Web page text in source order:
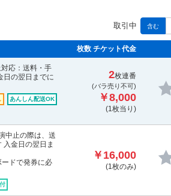
取引中 含む
枚数 チケット代金
応：送料・手
日の翌日までに
あんしん配送OK
2枚連番
(バラ売り不可)
￥8,000
(1枚当り)
中止の際は、送
入金日の翌日ま
ドで発券に必
￥16,000
(1枚のみ)